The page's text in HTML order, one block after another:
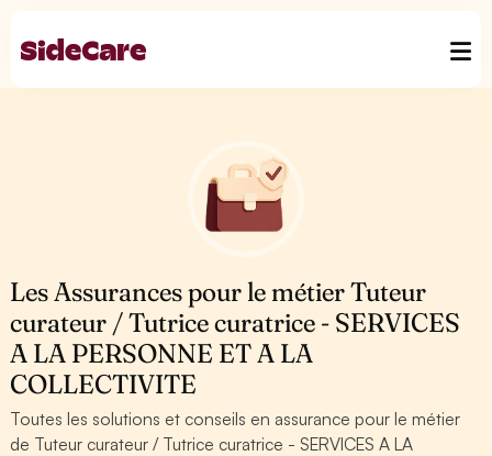
Les Assurances pour le métier Tuteur
curateur / Tutrice curatrice - SERVICES
A LA PERSONNE ET A LA
COLLECTIVITE
Toutes les solutions et conseils en assurance pour le métier
de Tuteur curateur / Tutrice curatrice - SERVICES A LA